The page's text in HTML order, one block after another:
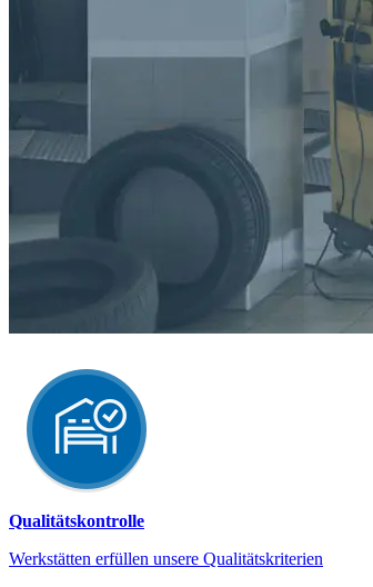
Qualitätskontrolle
Werkstätten erfüllen unsere Qualitätskriterien